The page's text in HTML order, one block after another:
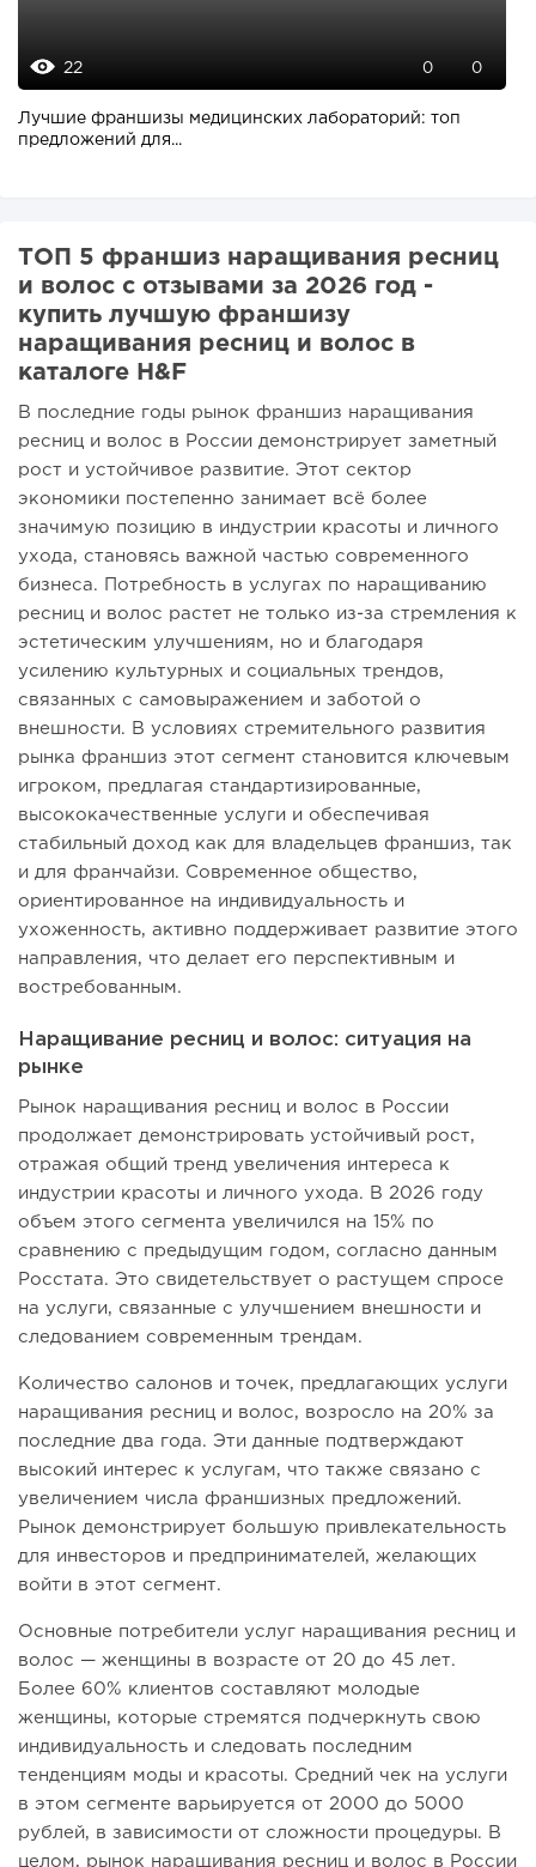
22 0 0
Лучшие франшизы медицинских лабораторий: топ
предложений для...
ТОП 5 франшиз наращивания ресниц
и волос с отзывами за 2026 год -
купить лучшую франшизу
наращивания ресниц и волос в
каталоге H&F
В последние годы рынок франшиз наращивания
ресниц и волос в России демонстрирует заметный
рост и устойчивое развитие. Этот сектор
экономики постепенно занимает всё более
значимую позицию в индустрии красоты и личного
ухода, становясь важной частью современного
бизнеса. Потребность в услугах по наращиванию
ресниц и волос растет не только из-за стремления к
эстетическим улучшениям, но и благодаря
усилению культурных и социальных трендов,
связанных с самовыражением и заботой о
внешности. В условиях стремительного развития
рынка франшиз этот сегмент становится ключевым
игроком, предлагая стандартизированные,
высококачественные услуги и обеспечивая
стабильный доход как для владельцев франшиз, так
и для франчайзи. Современное общество,
ориентированное на индивидуальность и
ухоженность, активно поддерживает развитие этого
направления, что делает его перспективным и
востребованным.
Наращивание ресниц и волос: ситуация на
рынке
Рынок наращивания ресниц и волос в России
продолжает демонстрировать устойчивый рост,
отражая общий тренд увеличения интереса к
индустрии красоты и личного ухода. В 2026 году
объем этого сегмента увеличился на 15% по
сравнению с предыдущим годом, согласно данным
Росстата. Это свидетельствует о растущем спросе
на услуги, связанные с улучшением внешности и
следованием современным трендам.
Количество салонов и точек, предлагающих услуги
наращивания ресниц и волос, возросло на 20% за
последние два года. Эти данные подтверждают
высокий интерес к услугам, что также связано с
увеличением числа франшизных предложений.
Рынок демонстрирует большую привлекательность
для инвесторов и предпринимателей, желающих
войти в этот сегмент.
Основные потребители услуг наращивания ресниц и
волос — женщины в возрасте от 20 до 45 лет.
Более 60% клиентов составляют молодые
женщины, которые стремятся подчеркнуть свою
индивидуальность и следовать последним
тенденциям моды и красоты. Средний чек на услуги
в этом сегменте варьируется от 2000 до 5000
рублей, в зависимости от сложности процедуры. В
целом, рынок наращивания ресниц и волос в России